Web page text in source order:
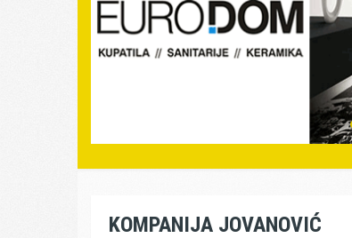
KOMPANIJA JOVANOVIĆ